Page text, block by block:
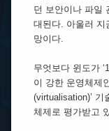
던 보안이나 파일
대된다. 아울러 지
망이다.
무엇보다 윈도가
이 강한 운영체제
(virtualisation)’
체제로 평가받고